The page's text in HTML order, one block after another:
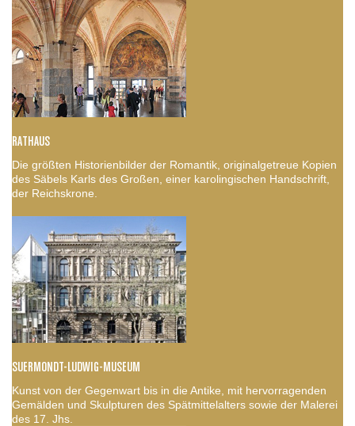
RATHAUS
Die größten Historienbilder der Romantik, originalgetreue Kopien
des Säbels Karls des Großen, einer karolingischen Handschrift,
der Reichskrone.
SUERMONDT-LUDWIG-MUSEUM
Kunst von der Gegenwart bis in die Antike, mit hervorragenden
Gemälden und Skulpturen des Spätmittelalters sowie der Malerei
des 17. Jhs.